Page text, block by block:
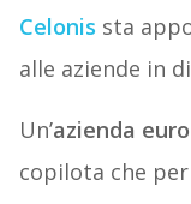
Celonis sta
alle aziende in
Un’azienda
copilota che